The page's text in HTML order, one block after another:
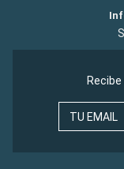
TU EMAIL